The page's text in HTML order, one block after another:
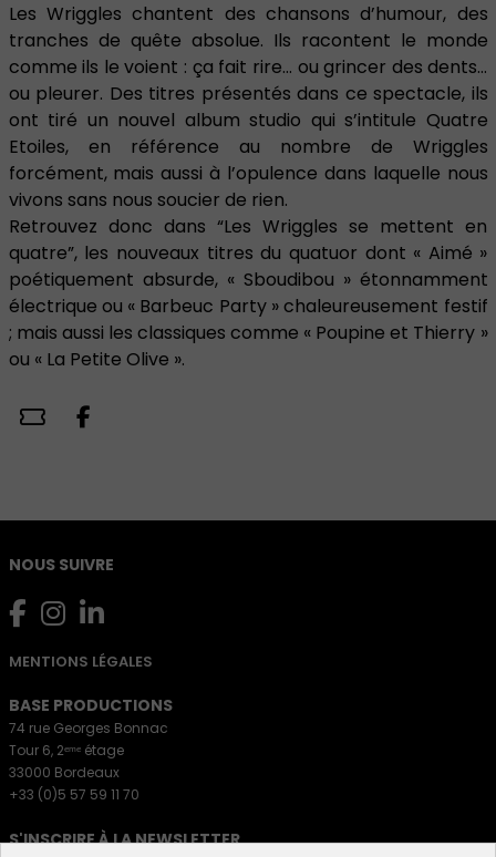
Les Wriggles chantent des chansons d’humour, des
tranches de quête absolue. Ils racontent le monde
comme ils le voient : ça fait rire… ou grincer des dents…
ou pleurer. Des titres présentés dans ce spectacle, ils
ont tiré un nouvel album studio qui s’intitule Quatre
Etoiles, en référence au nombre de Wriggles
forcément, mais aussi à l’opulence dans laquelle nous
vivons sans nous soucier de rien.
Retrouvez donc dans “Les Wriggles se mettent en
quatre”, les nouveaux titres du quatuor dont « Aimé »
poétiquement absurde, « Sboudibou » étonnamment
électrique ou « Barbeuc Party » chaleureusement festif
; mais aussi les classiques comme « Poupine et Thierry »
ou « La Petite Olive ».
NOUS SUIVRE
MENTIONS LÉGALES
BASE PRODUCTIONS
74 rue Georges Bonnac
Tour 6, 2ᵉᵐᵉ étage
33000 Bordeaux
+33 (0)5 57 59 11 70
S'INSCRIRE À LA NEWSLETTER